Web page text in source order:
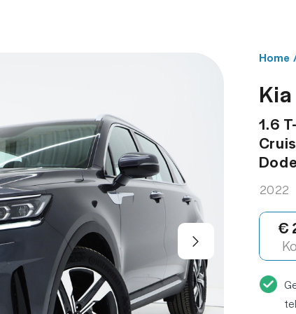
Home
1.6
2022
€